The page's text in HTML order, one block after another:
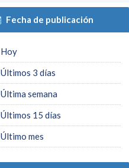
Fecha de publicación
Hoy
Últimos 3 días
Última semana
Últimos 15 días
Último mes